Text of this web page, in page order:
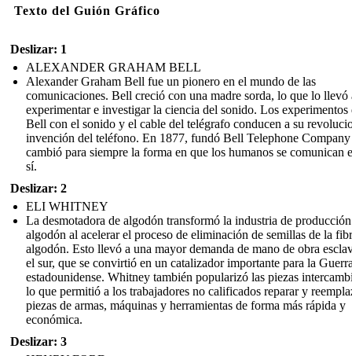
Texto del Guión Gráfico
Deslizar: 1
ALEXANDER GRAHAM BELL
Alexander Graham Bell fue un pionero en el mundo de las
comunicaciones. Bell creció con una madre sorda, lo que lo llevó
experimentar e investigar la ciencia del sonido. Los experimentos
Bell con el sonido y el cable del telégrafo conducen a su
invención del teléfono. En 1877, fundó Bell Telephone
cambió para siempre la forma en que los humanos se comunican
sí.
Deslizar: 2
ELI WHITNEY
La desmotadora de algodón transformó la industria de
algodón al acelerar el proceso de eliminación de semillas de la
algodón. Esto llevó a una mayor demanda de mano de obra
el sur, que se convirtió en un catalizador importante para la
estadounidense. Whitney también popularizó las piezas
lo que permitió a los trabajadores no calificados reparar y
piezas de armas, máquinas y herramientas de forma más rápida y
económica.
Deslizar: 3